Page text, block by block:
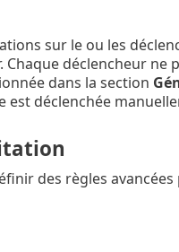
sur le ou les
déclencheur ne
dans la section
est déclenchée
des règles